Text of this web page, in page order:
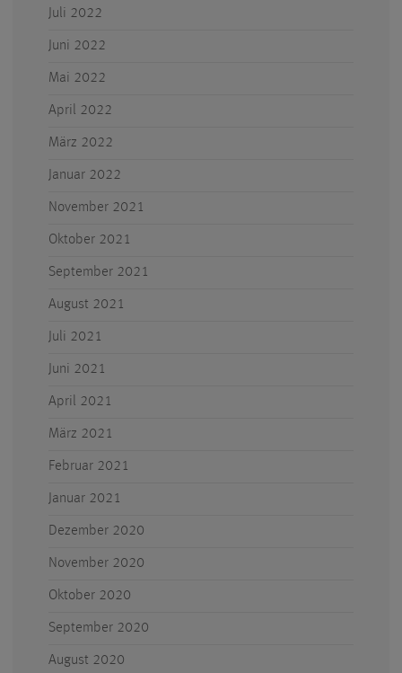
Juli 2022
Juni 2022
Mai 2022
April 2022
März 2022
Januar 2022
November 2021
Oktober 2021
September 2021
August 2021
Juli 2021
Juni 2021
April 2021
März 2021
Februar 2021
Januar 2021
Dezember 2020
November 2020
Oktober 2020
September 2020
August 2020